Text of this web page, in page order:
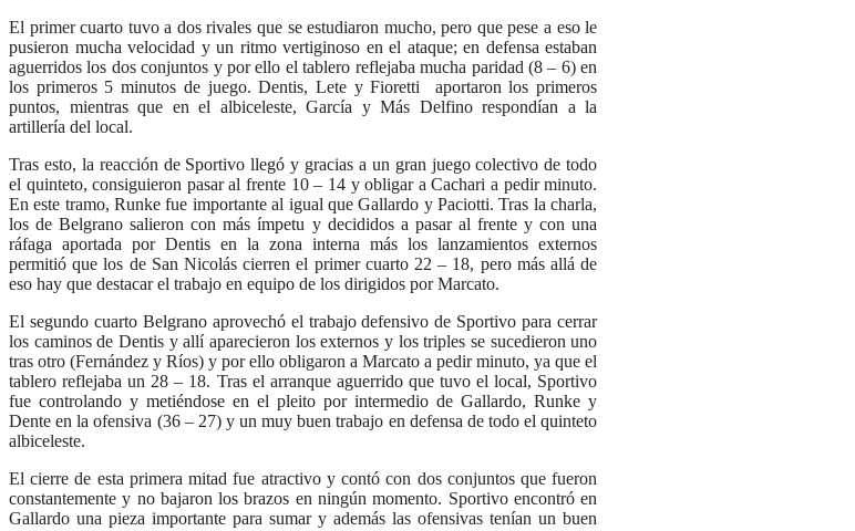
El primer cuarto tuvo a dos rivales que se estudiaron mucho, pero que pese a eso le
pusieron mucha velocidad y un ritmo vertiginoso en el ataque; en defensa estaban
aguerridos los dos conjuntos y por ello el tablero reflejaba mucha paridad (8 – 6) en
los primeros 5 minutos de juego. Dentis, Lete y Fioretti aportaron los primeros
puntos, mientras que en el albiceleste, García y Más Delfino respondían a la
artillería del local.
Tras esto, la reacción de Sportivo llegó y gracias a un gran juego colectivo de todo
el quinteto, consiguieron pasar al frente 10 – 14 y obligar a Cachari a pedir minuto.
En este tramo, Runke fue importante al igual que Gallardo y Paciotti. Tras la charla,
los de Belgrano salieron con más ímpetu y decididos a pasar al frente y con una
ráfaga aportada por Dentis en la zona interna más los lanzamientos externos
permitió que los de San Nicolás cierren el primer cuarto 22 – 18, pero más allá de
eso hay que destacar el trabajo en equipo de los dirigidos por Marcato.
El segundo cuarto Belgrano aprovechó el trabajo defensivo de Sportivo para cerrar
los caminos de Dentis y allí aparecieron los externos y los triples se sucedieron uno
tras otro (Fernández y Ríos) y por ello obligaron a Marcato a pedir minuto, ya que el
tablero reflejaba un 28 – 18. Tras el arranque aguerrido que tuvo el local, Sportivo
fue controlando y metiéndose en el pleito por intermedio de Gallardo, Runke y
Dente en la ofensiva (36 – 27) y un muy buen trabajo en defensa de todo el quinteto
albiceleste.
El cierre de esta primera mitad fue atractivo y contó con dos conjuntos que fueron
constantemente y no bajaron los brazos en ningún momento. Sportivo encontró en
Gallardo una pieza importante para sumar y además las ofensivas tenían un buen